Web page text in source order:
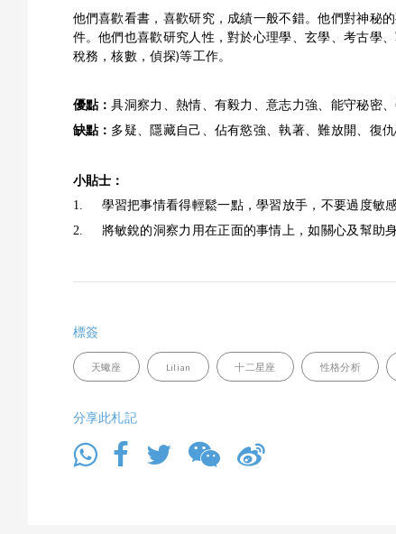
他們喜歡看書，喜歡研究，成績一般不錯。他們對神秘
件。他們也喜歡研究人性，對於心理學、玄學、考古學
稅務，核數，偵探)等工作。
優點：具洞察力、熱情、有毅力、意志力強、能守秘密
缺點： 多疑、隱藏自己、佔有慾強、執著、難放開、復
小貼士：
1.
學習把事情看得輕鬆一點，學習放手，不要過度敏
2.
將敏銳的洞察力用在正面的事情上，如關心及幫助
標簽
天蠍座 Lilian 十二星座 性格分析
分享此札記